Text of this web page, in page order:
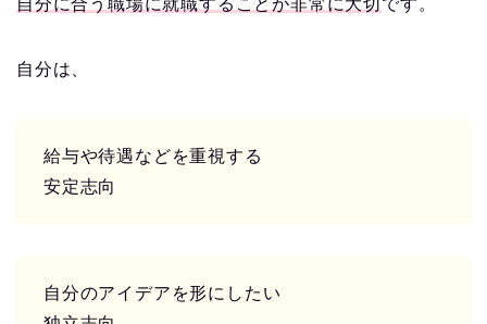
自分は、
給与や待遇などを重視する
安定志向
自分のアイデアを形にしたい